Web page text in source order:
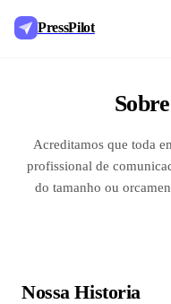
PressPilot
Acreditamos que toda
profissional de
do tamanho ou
Nossa Historia